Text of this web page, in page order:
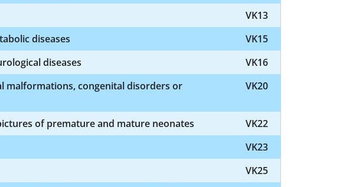
VK13
diseases
VK15
diseases
VK16
malformations, congenital disorders or
VK20
of premature and mature neonates
VK22
VK23
VK25